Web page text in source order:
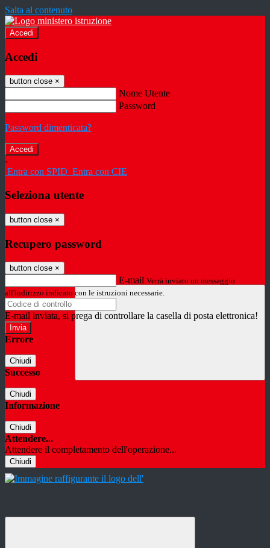
Salta al contenuto
Accedi
Accedi
button close ×
Nome Utente
Password
Password dimenticata?
-
Entra con SPID Entra con CIE
Seleziona utente
button close ×
Recupero password
button close ×
E-mail Verrà inviato un messaggio
all'indirizzo indicato con le istruzioni necessarie.
E-mail inviata, si prega di controllare la casella di posta elettronica!
Errore
Chiudi
Successo
Chiudi
Informazione
Chiudi
Attendere...
Attendere il completamento dell'operazione...
Chiudi